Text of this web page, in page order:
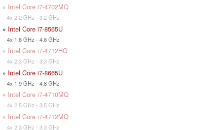
» Intel Core i7-4702MQ
4x 2.2 GHz - 3.2 GHz
» Intel Core i7-8565U
4x 1.8 GHz - 4.6 GHz
» Intel Core i7-4712HQ
4x 2.3 GHz - 3.3 GHz
» Intel Core i7-8665U
4x 1.9 GHz - 4.8 GHz
» Intel Core i7-4710MQ
4x 2.5 GHz - 3.5 GHz
» Intel Core i7-4712MQ
4x 2.3 GHz - 3.3 GHz